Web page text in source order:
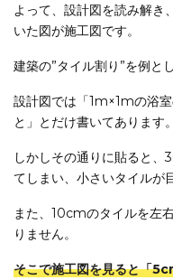
よって、設計図を読み解き
いた図が施工図です。
建築の”タイル割り”を例と
設計図では「1m×1mの浴
と」とだけ書いてあります。
しかしその通りに貼ると
てしまい、小さいタイルが
また、10cmのタイルを左
りません。
そこで施工図を見ると「